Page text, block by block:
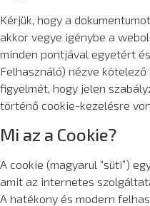
Kérjük, hogy a
akkor vegye igénybe a
minden pontjával egyetért
Felhasználó) nézve
figyelmét, hogy jelen
történő cookie-kezelésre
Mi az a Cookie?
A cookie (magyarul “süti”)
amit az internetes
A hatékony és modern